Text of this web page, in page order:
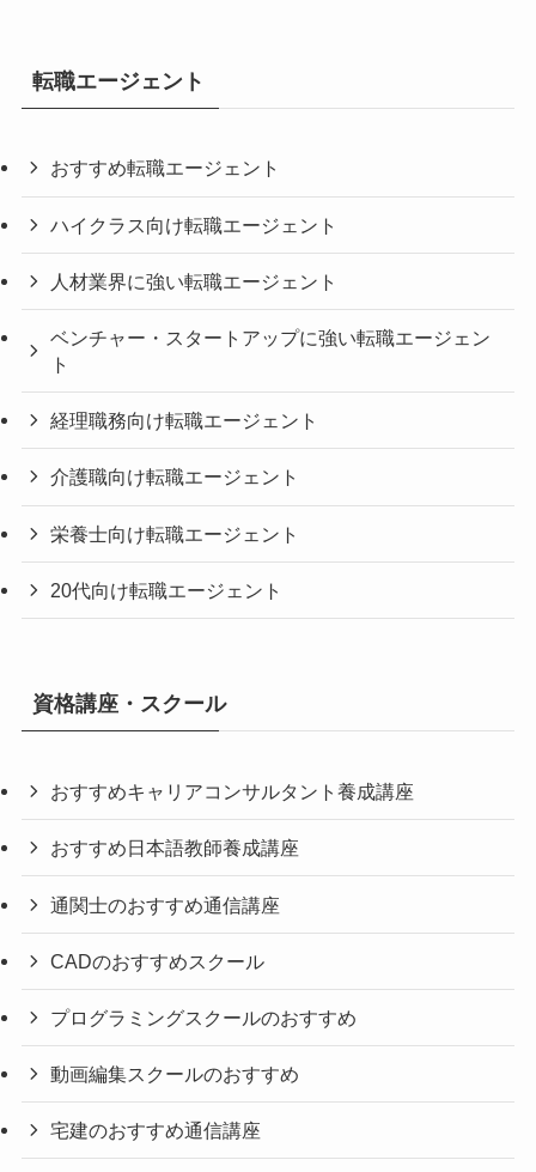
転職エージェント
おすすめ転職エージェント
ハイクラス向け転職エージェント
人材業界に強い転職エージェント
ベンチャー・スタートアップに強い転職エージェン
ト
経理職務向け転職エージェント
介護職向け転職エージェント
栄養士向け転職エージェント
20代向け転職エージェント
資格講座・スクール
おすすめキャリアコンサルタント養成講座
おすすめ日本語教師養成講座
通関士のおすすめ通信講座
CADのおすすめスクール
プログラミングスクールのおすすめ
動画編集スクールのおすすめ
宅建のおすすめ通信講座